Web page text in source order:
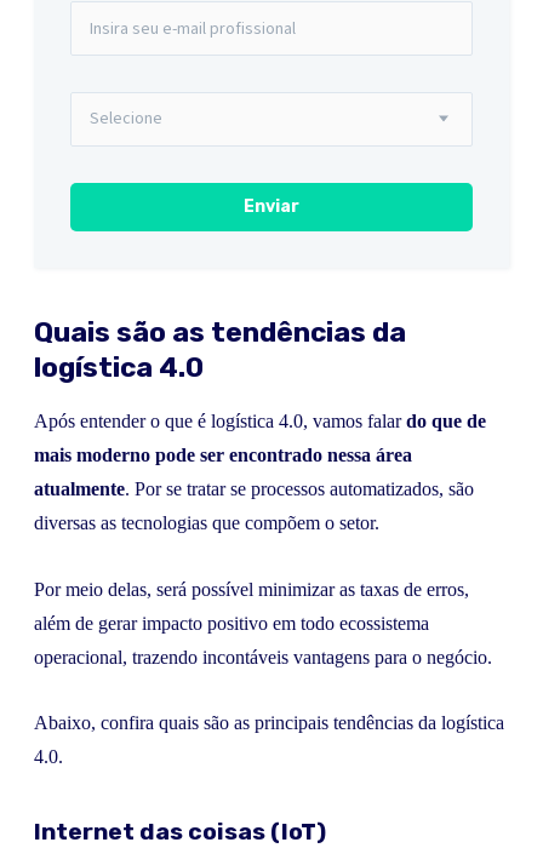
Quais são as tendências da
logística 4.0
Após entender o que é logística 4.0, vamos falardo que de
mais moderno pode ser encontrado nessa área
atualmente. Por se tratar se processos automatizados, são
diversas as tecnologias que compõem o setor.
Por meio delas, será possível minimizar as taxas de erros,
além de gerar impacto positivo em todo ecossistema
operacional, trazendo incontáveis vantagens para o negócio.
Abaixo, confira quais são as principais tendências da logística
4.0.
Internet das coisas (IoT)